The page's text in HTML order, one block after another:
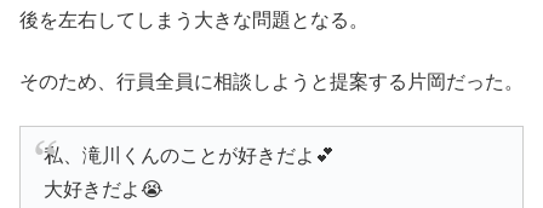
後を左右してしまう大きな問題となる。
そのため、行員全員に相談しようと提案する片岡だった。
私、滝川くんのことが好きだよ💕
大好きだよ😭